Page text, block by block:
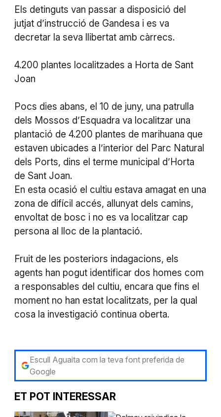
Els detinguts van passar a disposició del
jutjat d’instrucció de Gandesa i es va
decretar la seva llibertat amb càrrecs.
4.200 plantes localitzades a Horta de Sant
Joan
Pocs dies abans, el 10 de juny, una patrulla
dels Mossos d’Esquadra va localitzar una
plantació de 4.200 plantes de marihuana que
estaven ubicades a l’interior del Parc Natural
dels Ports, dins el terme municipal d’Horta
de Sant Joan.
En esta ocasió el cultiu estava amagat en una
zona de difícil accés, allunyat dels camins,
envoltat de bosc i no es va localitzar cap
persona al lloc de la plantació.
Fruit de les posteriors indagacions, els
agents han pogut identificar dos homes com
a responsables del cultiu, encara que fins el
moment no han estat localitzats, per la qual
cosa la investigació continua oberta.
Escull Aguaita com la teva font preferida de
Google
ET POT INTERESSAR